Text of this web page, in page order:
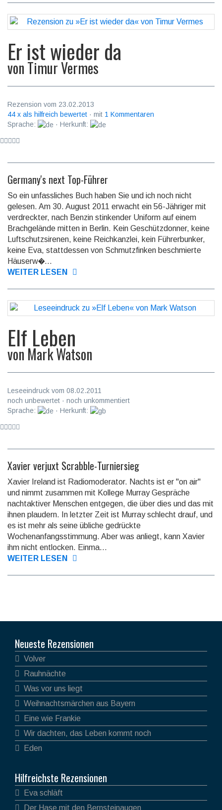
Er ist wieder da
vonTimur Vermes
Rezension vom 23.02.2013
44 x als hilfreich bewertet · mit 1 Kommentaren
Sprache:
· Herkunft:
Germany's next Top-Führer
So ein unfassliches Buch haben Sie und ich noch nicht
gelesen. Am 30. August 2011 erwacht ein 56-Jähriger mit
verdreckter, nach Benzin stinkender Uniform auf einem
Brachgelände mitten in Berlin. Kein Geschützdonner, keine
Luft­schutz­sirenen, keine Reichkanzlei, kein Führerbunker,
keine Eva, stattdessen von Schmutzfinken beschmierte
Häuserw�...
WEITER LESEN
Elf Leben
von Mark Watson
Leseeindruck vom 08.02.2011
noch unbewertet · noch unkommentiert
Sprache:
· Herkunft:
Xavier verjuxt Scrabble-Turniersieg
Xavier Ireland ist Radiomoderator. Nachts ist er "on air"
und nimmt zusammen mit Kollege Murray Gespräche
nachtaktiver Menschen entgegen, die über dies und das mit
ihnen plaudern. In letzter Zeit ist Murray schlecht drauf, und
es ist mehr als seine übliche gedrückte
Wochenanfangsstimmung. Aber was anliegt, kann Xavier
ihm nicht entlocken. Einma...
WEITER LESEN
Neueste Rezensionen
Volver
Rauhnächte
Was vor uns liegt
Weihnachtsmärchen aus Bayern
Eine wie Frankie
Wir dachten, das Leben kommt noch
Eden
Hilfreichste Rezensionen
Eva schläft
Der Hase mit den Bernsteinaugen